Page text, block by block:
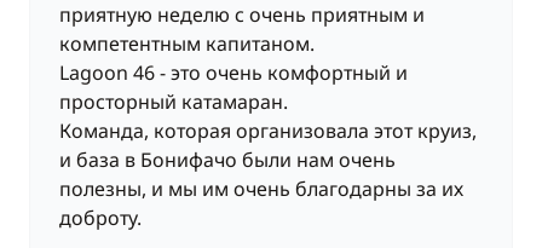
приятную неделю с очень приятным и
компетентным капитаном.
Lagoon 46 - это очень комфортный и
просторный катамаран.
Команда, которая организовала этот круиз,
и база в Бонифачо были нам очень
полезны, и мы им очень благодарны за их
доброту.